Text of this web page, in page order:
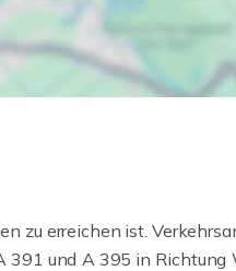
zu erreichen ist.
und A 395 in